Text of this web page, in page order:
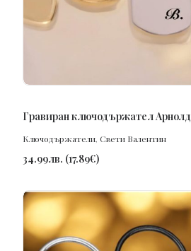
ПОРЪЧАЙ
Гравиран ключодържател Арнолд
Ключодържатели, Свети Валентин
34.99лв. (17.89€)